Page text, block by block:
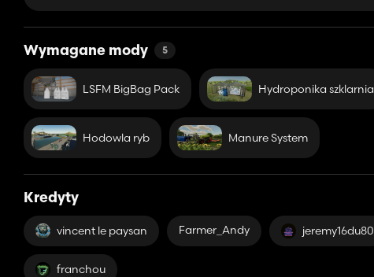
Wymagane mody 5
LSFM BigBag Pack Hydroponika szklarnia
Hodowla ryb Manure System
Kredyty
vincent le paysan Farmer_Andy jeremy16du80
franchou